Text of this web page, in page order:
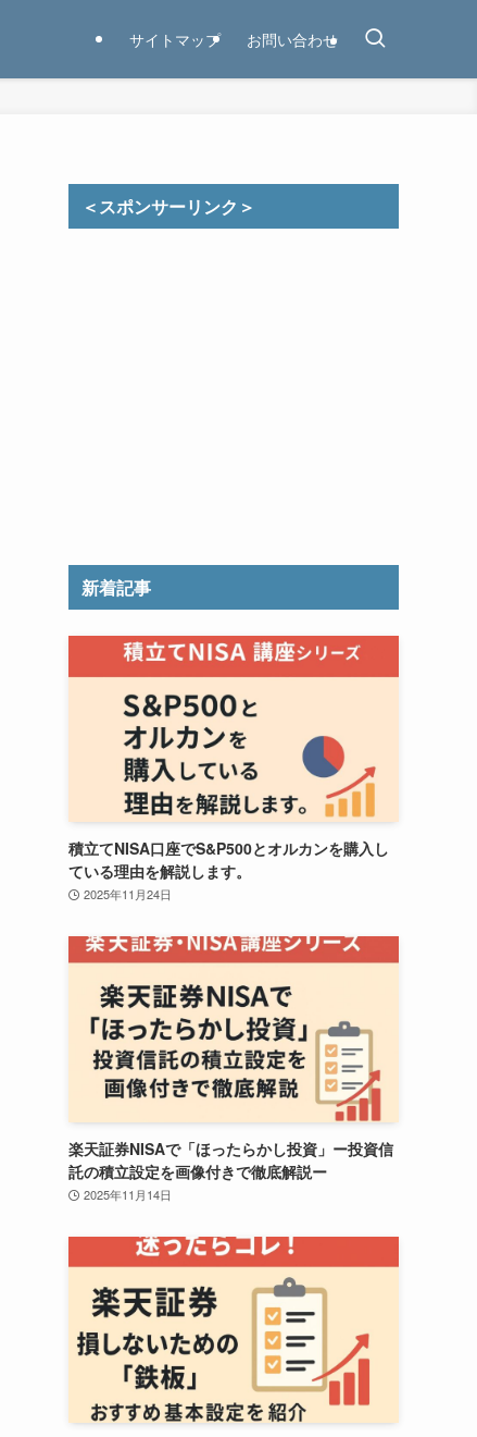
サイトマップ お問い合わせ
＜スポンサーリンク＞
新着記事
積立てNISA口座でS&P500とオルカンを購入し
ている理由を解説します。
2025年11月24日
楽天証券NISAで「ほったらかし投資」ー投資信
託の積立設定を画像付きで徹底解説ー
2025年11月14日